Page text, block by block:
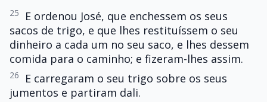
25
E ordenou José, que enchessem os seus
sacos de trigo, e que lhes restituíssem o seu
dinheiro a cada um no seu saco, e lhes dessem
comida para o caminho; e fizeram-lhes assim.
26
E carregaram o seu trigo sobre os seus
jumentos e partiram dali.